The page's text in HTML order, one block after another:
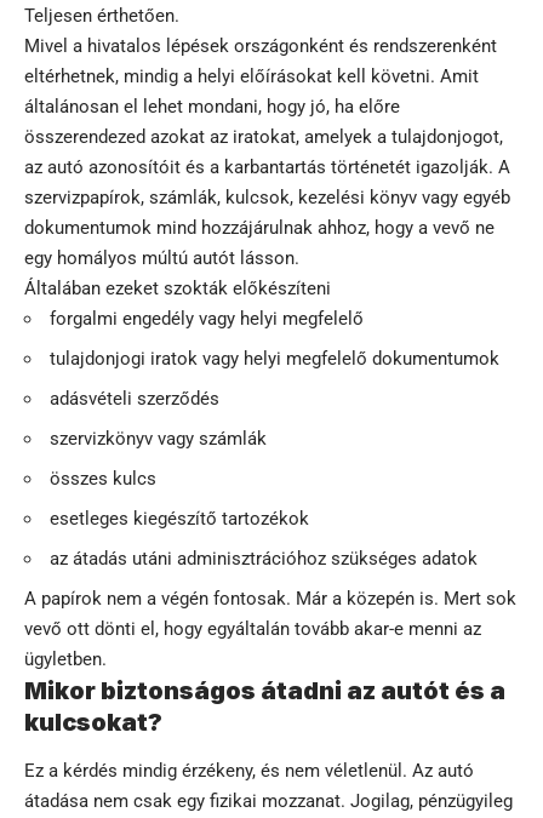
Teljesen érthetően.
Mivel a hivatalos lépések országonként és rendszerenként
eltérhetnek, mindig a helyi előírásokat kell követni. Amit
általánosan el lehet mondani, hogy jó, ha előre
összerendezed azokat az iratokat, amelyek a tulajdonjogot,
az autó azonosítóit és a karbantartás történetét igazolják. A
szervizpapírok, számlák, kulcsok, kezelési könyv vagy egyéb
dokumentumok mind hozzájárulnak ahhoz, hogy a vevő ne
egy homályos múltú autót lásson.
Általában ezeket szokták előkészíteni
forgalmi engedély vagy helyi megfelelő
tulajdonjogi iratok vagy helyi megfelelő dokumentumok
adásvételi szerződés
szervizkönyv vagy számlák
összes kulcs
esetleges kiegészítő tartozékok
az átadás utáni adminisztrációhoz szükséges adatok
A papírok nem a végén fontosak. Már a közepén is. Mert sok
vevő ott dönti el, hogy egyáltalán tovább akar-e menni az
ügyletben.
Mikor biztonságos átadni az autót és a
kulcsokat?
Ez a kérdés mindig érzékeny, és nem véletlenül. Az autó
átadása nem csak egy fizikai mozzanat. Jogilag, pénzügyileg